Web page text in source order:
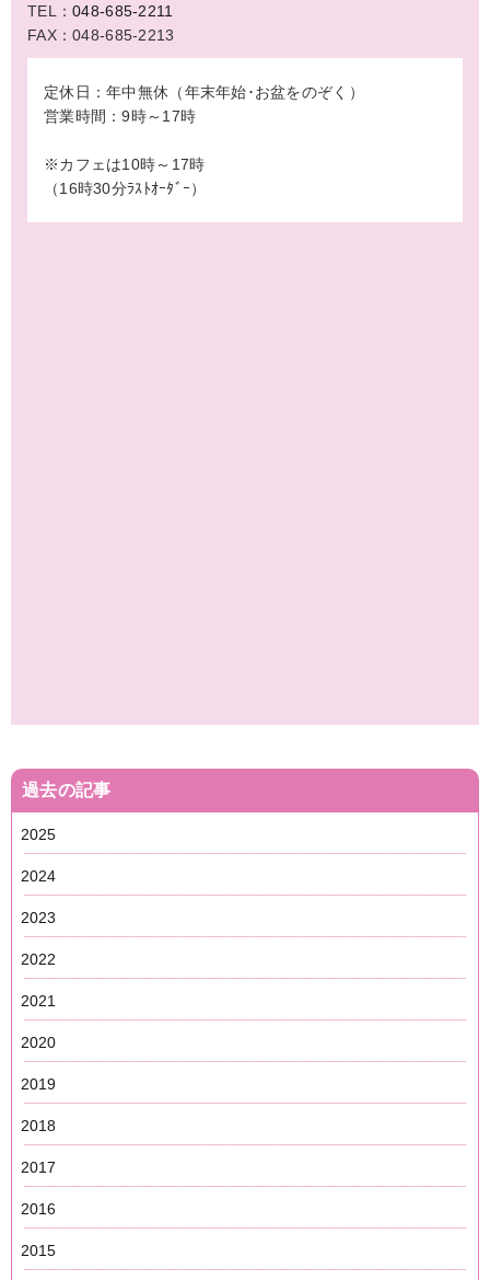
TEL：048-685-2211
FAX：048-685-2213
定休日：年中無休（年末年始･お盆をのぞく）
営業時間：9時～17時
※カフェは10時～17時
（16時30分ﾗｽﾄｵｰﾀﾞｰ）
過去の記事
2025
2024
2023
2022
2021
2020
2019
2018
2017
2016
2015